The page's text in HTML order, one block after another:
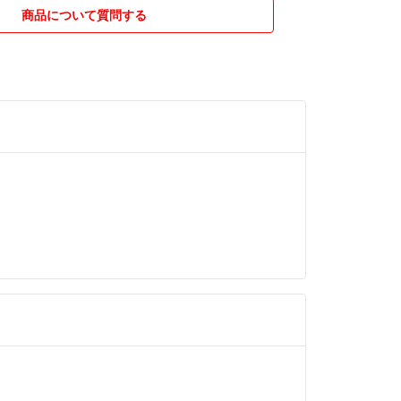
金なしの方で何の連絡もない方は即ブロックさせ
用で販売のため、こちらでは開封できません。そ
商品について質問する